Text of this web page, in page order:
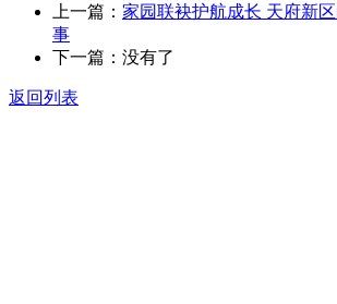
上一篇： 家园联袂护航成长 天府新
事
下一篇：没有了
返回列表